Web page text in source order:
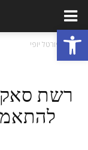
פתח סרגל נגישות
בית פורטל יופי
רשת